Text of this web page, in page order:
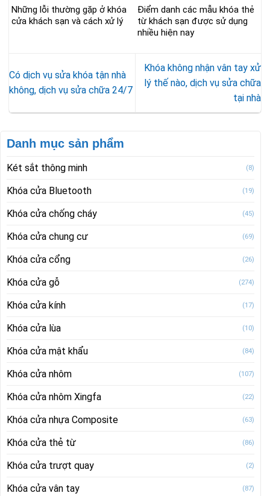
Những lỗi thường gặp ở khóa
cửa khách sạn và cách xử lý
Điểm danh các mẫu khóa thẻ
từ khách sạn được sử dụng
nhiều hiện nay
Có dịch vụ sửa khóa tận nhà
không, dịch vụ sửa chữa 24/7
Khóa không nhận vân tay xử
lý thế nào, dịch vụ sửa chữa
tại nhà
Danh mục sản phẩm
Két sắt thông minh (8)
Khóa cửa Bluetooth (19)
Khóa cửa chống cháy (45)
Khóa cửa chung cư (69)
Khóa cửa cổng (26)
Khóa cửa gỗ (274)
Khóa cửa kính (17)
Khóa cửa lùa (10)
Khóa cửa mật khẩu (84)
Khóa cửa nhôm (107)
Khóa cửa nhôm Xingfa (22)
Khóa cửa nhựa Composite (63)
Khóa cửa thẻ từ (86)
Khóa cửa trượt quay (2)
Khóa cửa vân tay (87)